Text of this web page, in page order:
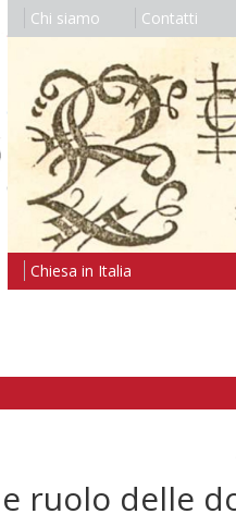
Chi siamo Contatti
Chiesa in Italia
ruolo delle